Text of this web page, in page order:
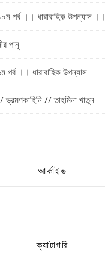
১০ম পর্ব ।। ধারাবাহিক
পানু
পর্ব ।। ধারাবাহিক উপন্যাস
// তাহমিনা খাতুন
আর্কাইভ
ক্যাটাগরি